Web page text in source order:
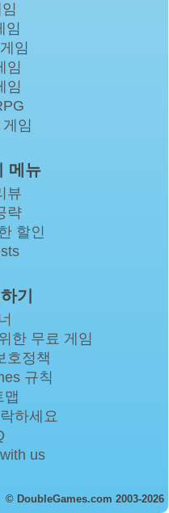
임
임
임
임
임
메뉴
뷰
략
할인
기
한 무료 게임
호정책
규칙
맵
하세요
us
© DoubleGames.com 2003-2026